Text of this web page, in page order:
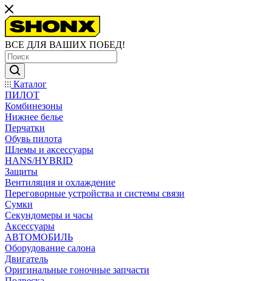
ВСЕ ДЛЯ ВАШИХ ПОБЕД!
Каталог
ПИЛОТ
Комбинезоны
Нижнее белье
Перчатки
Обувь пилота
Шлемы и аксессуары
HANS/HYBRID
Защиты
Вентиляция и охлаждение
Переговорные устройства и системы связи
Сумки
Секундомеры и часы
Аксессуары
АВТОМОБИЛЬ
Оборудование салона
Двигатель
Оригинальные гоночные запчасти